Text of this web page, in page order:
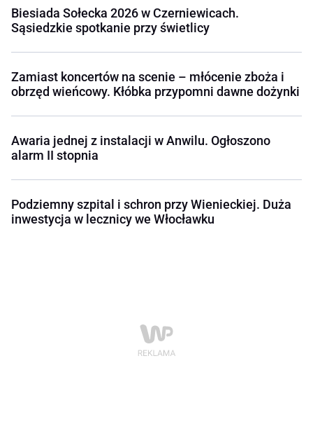
Biesiada Sołecka 2026 w Czerniewicach.
Sąsiedzkie spotkanie przy świetlicy
Zamiast koncertów na scenie – młócenie zboża i
obrzęd wieńcowy. Kłóbka przypomni dawne dożynki
Awaria jednej z instalacji w Anwilu. Ogłoszono
alarm II stopnia
Podziemny szpital i schron przy Wienieckiej. Duża
inwestycja w lecznicy we Włocławku